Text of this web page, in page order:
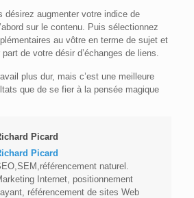
désirez augmenter votre indice de
sur le contenu. Puis sélectionnez
au vôtre en terme de sujet et
de votre désir d’échanges de liens.
plus dur, mais c’est une meilleure
que de se fier à la pensée magique
Picard
Picard
naturel.
Internet, positionnement
référencement de sites Web